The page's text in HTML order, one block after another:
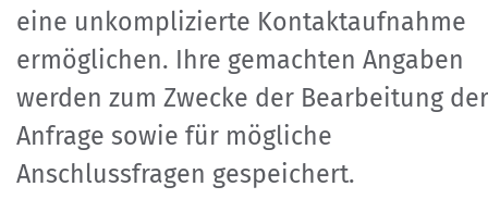
eine unkomplizierte Kontaktaufnahme
ermöglichen. Ihre gemachten Angaben
werden zum Zwecke der Bearbeitung der
Anfrage sowie für mögliche
Anschlussfragen gespeichert.